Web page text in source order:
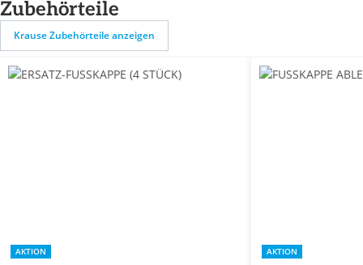
Zubehörteile
Krause Zubehörteile anzeigen
AKTION AKTION